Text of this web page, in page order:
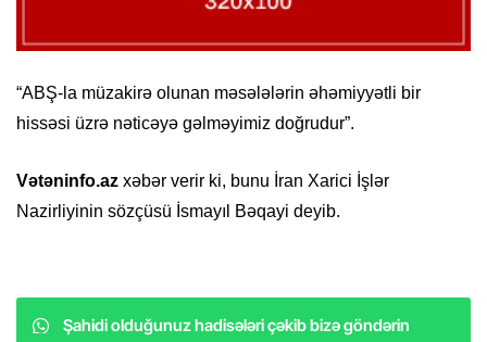
“ABŞ-la müzakirə olunan məsələlərin əhəmiyyətli bir
hissəsi üzrə nəticəyə gəlməyimiz doğrudur”.
Vətəninfo.az xəbər verir ki, bunu İran Xarici İşlər
Nazirliyinin sözçüsü İsmayıl Bəqayi deyib.
Şahidi olduğunuz hadisələri çəkib bizə göndərin